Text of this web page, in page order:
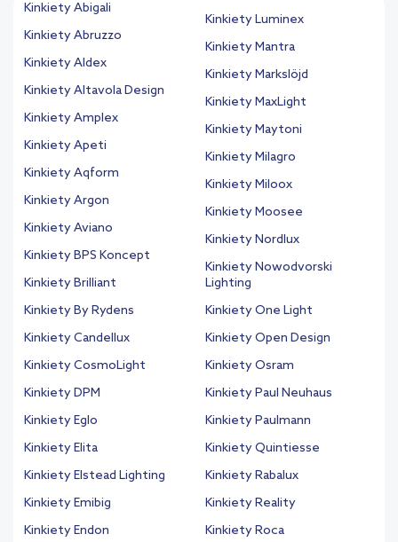
Kinkiety Abigali
Kinkiety Abruzzo
Kinkiety Aldex
Kinkiety Altavola Design
Kinkiety Amplex
Kinkiety Apeti
Kinkiety Aqform
Kinkiety Argon
Kinkiety Aviano
Kinkiety BPS Koncept
Kinkiety Brilliant
Kinkiety By Rydens
Kinkiety Candellux
Kinkiety CosmoLight
Kinkiety DPM
Kinkiety Eglo
Kinkiety Elita
Kinkiety Elstead Lighting
Kinkiety Emibig
Kinkiety Endon
Kinkiety Luminex
Kinkiety Mantra
Kinkiety Markslöjd
Kinkiety MaxLight
Kinkiety Maytoni
Kinkiety Milagro
Kinkiety Miloox
Kinkiety Moosee
Kinkiety Nordlux
Kinkiety Nowodvorski
Lighting
Kinkiety One Light
Kinkiety Open Design
Kinkiety Osram
Kinkiety Paul Neuhaus
Kinkiety Paulmann
Kinkiety Quintiesse
Kinkiety Rabalux
Kinkiety Reality
Kinkiety Roca